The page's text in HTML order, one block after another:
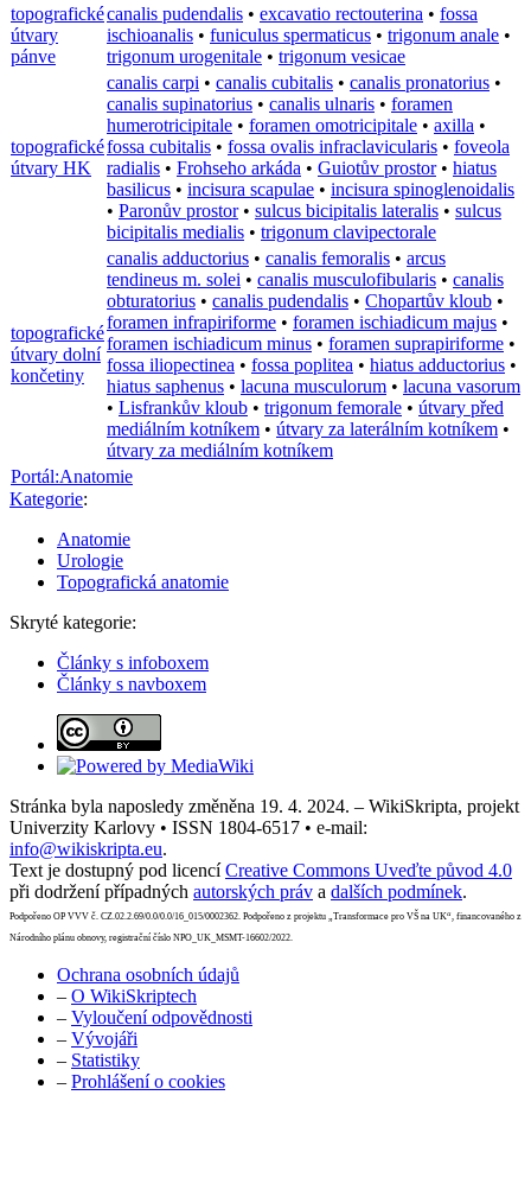
topografické
útvary
pánve
canalis pudendalis • excavatio rectouterina • fossa
ischioanalis • funiculus spermaticus • trigonum anale •
trigonum urogenitale • trigonum vesicae
topografické
útvary HK
canalis carpi • canalis cubitalis • canalis pronatorius •
canalis supinatorius • canalis ulnaris • foramen
humerotricipitale • foramen omotricipitale • axilla •
fossa cubitalis • fossa ovalis infraclavicularis • foveola
radialis • Frohseho arkáda • Guiotův prostor• hiatus
basilicus • incisura scapulae • incisura spinoglenoidalis
• Paronův prostor• sulcus bicipitalis lateralis • sulcus
bicipitalis medialis • trigonum clavipectorale
topografické
útvary dolní
končetiny
canalis adductorius • canalis femoralis • arcus
tendineus m. solei • canalis musculofibularis • canalis
obturatorius • canalis pudendalis • Chopartův kloub •
foramen infrapiriforme • foramen ischiadicum majus •
foramen ischiadicum minus • foramen suprapiriforme •
fossa iliopectinea • fossa poplitea • hiatus adductorius •
hiatus saphenus • lacuna musculorum • lacuna vasorum
• Lisfrankův kloub • trigonum femorale • útvary před
mediálním kotníkem • útvary za laterálním kotníkem •
útvary za mediálním kotníkem
Portál:Anatomie
Kategorie:
Anatomie
Urologie
Topografická anatomie
Skryté kategorie:
Články s infoboxem
Články s navboxem
Stránka byla naposledy změněna 19. 4. 2024. – WikiSkripta, projekt
Univerzity Karlovy • ISSN 1804-6517 • e-mail:
info@wikiskripta.eu.
Text je dostupný pod licencíCreative Commons Uveďte původ 4.0
při dodržení případných autorských práv a dalších podmínek.
Podpořeno OP VVV č. CZ.02.2.69/0.0/0.0/16_015/0002362. Podpořeno z projektu „Transformace pro VŠ na UK“, financovaného z
Národního plánu obnovy, registrační číslo NPO_UK_MSMT-16602/2022.
Ochrana osobních údajů
– O WikiSkriptech
– Vyloučení odpovědnosti
– Vývojáři
– Statistiky
– Prohlášení o cookies